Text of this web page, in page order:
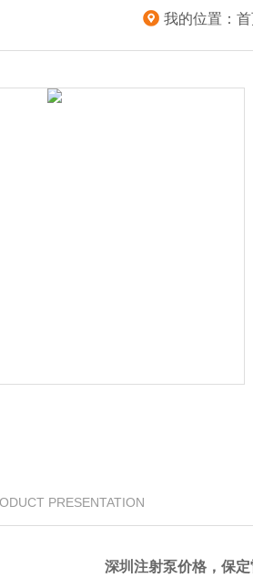
我的位置：
PRESENTATION
深圳注射泵价格，保